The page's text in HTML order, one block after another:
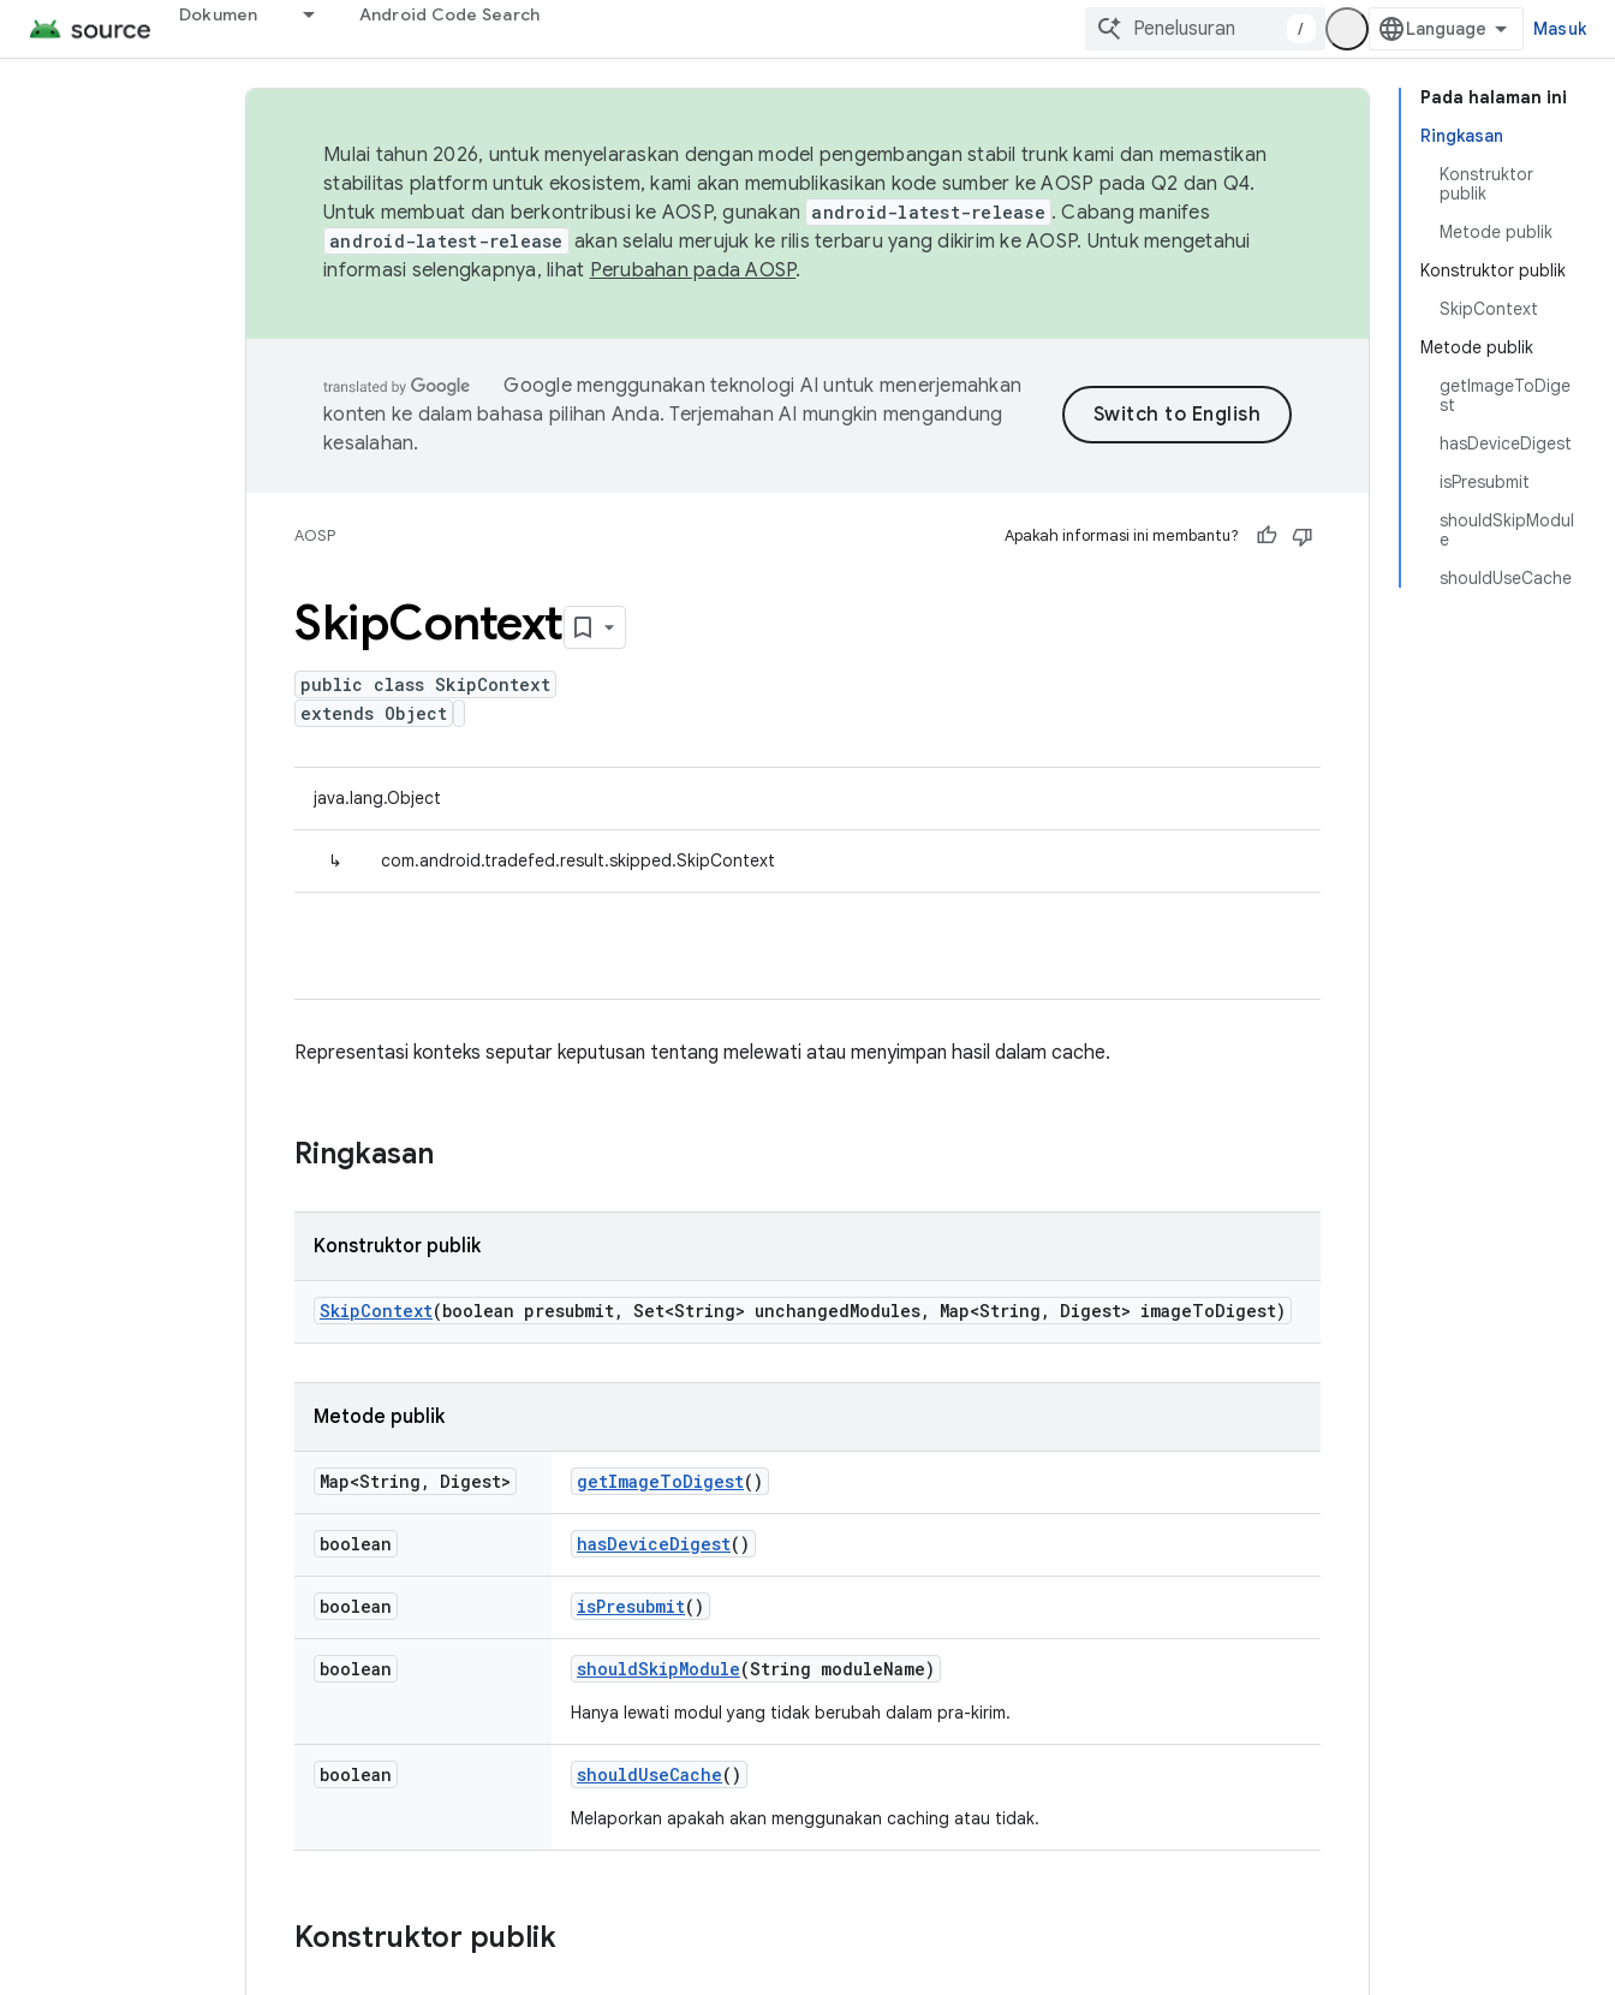
Dokumen Android Code Search
/ Masuk
Pada halaman ini
Ringkasan
Konstruktor
publik
Metode publik
Konstruktor publik
SkipContext
Metode publik
getImageToDige
st
hasDeviceDigest
isPresubmit
shouldSkipModul
e
shouldUseCache
Mulai tahun 2026, untuk menyelaraskan dengan model pengembangan stabil trunk kami dan memastikan
stabilitas platform untuk ekosistem, kami akan memublikasikan kode sumber ke AOSP pada Q2 dan Q4.
Untuk membuat dan berkontribusi ke AOSP, gunakan android-latest-release . Cabang manifes
android-latest-release akan selalu merujuk ke rilis terbaru yang dikirim ke AOSP. Untuk mengetahui
informasi selengkapnya, lihat Perubahan pada AOSP.
Google menggunakan teknologi AI untuk menerjemahkan
konten ke dalam bahasa pilihan Anda. Terjemahan AI mungkin mengandung
kesalahan.
AOSP Apakah informasi ini membantu?
SkipContext
public class SkipContext
extends Object
java.lang.Object
↳ com.android.tradefed.result.skipped.SkipContext
Representasi konteks seputar keputusan tentang melewati atau menyimpan hasil dalam cache.
Ringkasan
Konstruktor publik
SkipContext(boolean presubmit, Set<String> unchangedModules, Map<String , Digest> imageToDigest)
Metode publik
Map<String , Digest> getImageToDigest()
boolean hasDeviceDigest()
boolean isPresubmit()
boolean shouldSkipModule(String moduleName)
Hanya lewati modul yang tidak berubah dalam pra-kirim.
boolean shouldUseCache()
Melaporkan apakah akan menggunakan caching atau tidak.
Konstruktor publik